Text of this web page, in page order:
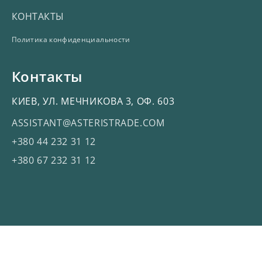
КОНТАКТЫ
Политика конфиденциальности
Контакты
КИЕВ, УЛ. МЕЧНИКОВА 3, ОФ. 603
ASSISTANT@ASTERISTRADE.COM
+380 44 232 31 12
+380 67 232 31 12